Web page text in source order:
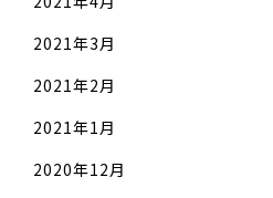
2021年3月
2021年2月
2021年1月
2020年12月